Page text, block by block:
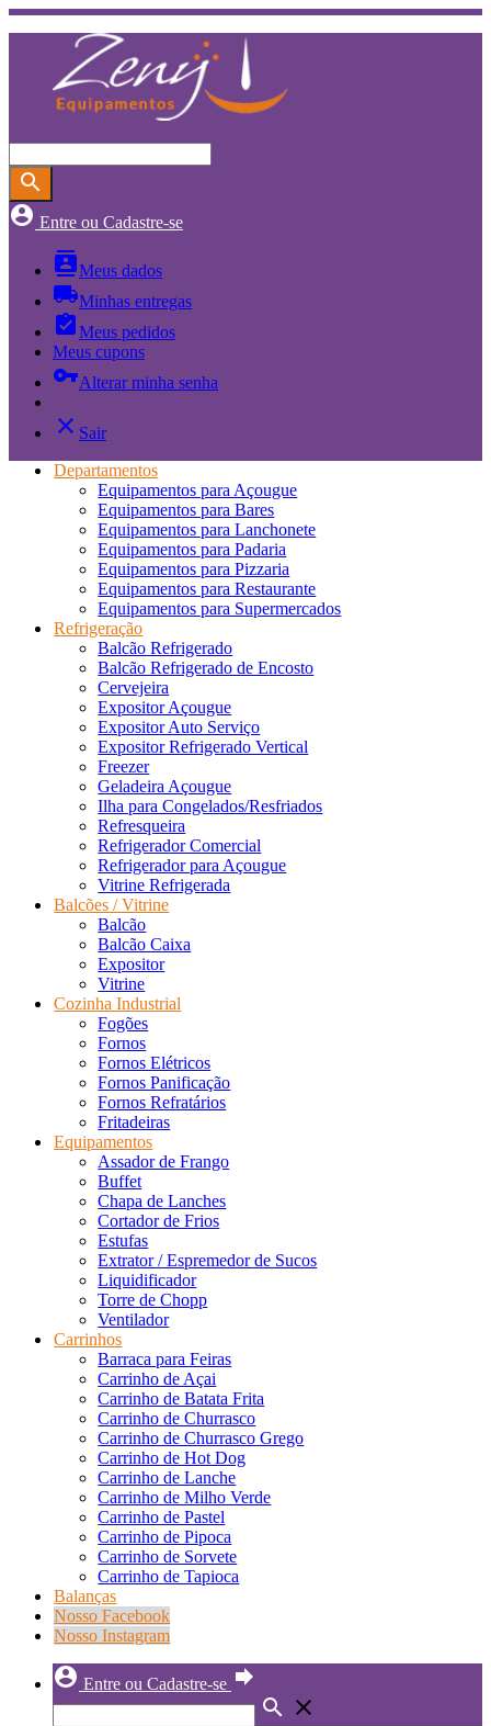
search
account_circle Entre ou Cadastre-se
contactsMeus dados
local_shippingMinhas entregas
assignment_turned_inMeus pedidos
Meus cupons
vpn_keyAlterar minha senha
close Sair
Departamentos
Equipamentos para Açougue
Equipamentos para Bares
Equipamentos para Lanchonete
Equipamentos para Padaria
Equipamentos para Pizzaria
Equipamentos para Restaurante
Equipamentos para Supermercados
Refrigeração
Balcão Refrigerado
Balcão Refrigerado de Encosto
Cervejeira
Expositor Açougue
Expositor Auto Serviço
Expositor Refrigerado Vertical
Freezer
Geladeira Açougue
Ilha para Congelados/Resfriados
Refresqueira
Refrigerador Comercial
Refrigerador para Açougue
Vitrine Refrigerada
Balcões / Vitrine
Balcão
Balcão Caixa
Expositor
Vitrine
Cozinha Industrial
Fogões
Fornos
Fornos Elétricos
Fornos Panificação
Fornos Refratários
Fritadeiras
Equipamentos
Assador de Frango
Buffet
Chapa de Lanches
Cortador de Frios
Estufas
Extrator / Espremedor de Sucos
Liquidificador
Torre de Chopp
Ventilador
Carrinhos
Barraca para Feiras
Carrinho de Açai
Carrinho de Batata Frita
Carrinho de Churrasco
Carrinho de Churrasco Grego
Carrinho de Hot Dog
Carrinho de Lanche
Carrinho de Milho Verde
Carrinho de Pastel
Carrinho de Pipoca
Carrinho de Sorvete
Carrinho de Tapioca
Balanças
Nosso Facebook
Nosso Instagram
account_circle Entre ou Cadastre-se forward
search close